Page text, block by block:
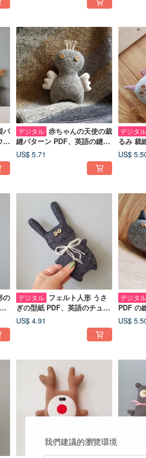
パ
サ
デジタル 赤ちゃんの天使の裁
縫パターン PDF、英語の縫い
ぐるみ人形のチュートリア
ル、デジタル ダウンロード
US$ 5.71
デジタル
るみ 裁
ぼろ人
ジタル
US$
の
デジタル フェルト人形 うさ
ぎの型紙 PDF、英語のチュー
トリアル デジタルダウンロー
ド
US$ 4.91
デジタル
PDF の
トリア
ウンロー
US$
我們建議的瀏覽環境